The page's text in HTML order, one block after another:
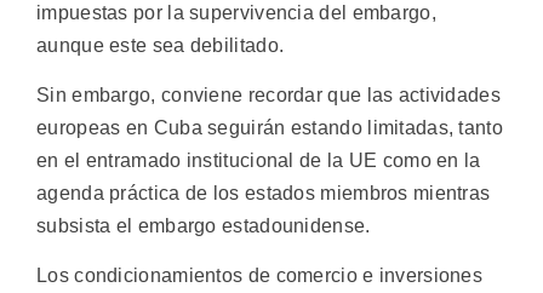
impuestas por la supervivencia del embargo,
aunque este sea debilitado.
Sin embargo, conviene recordar que las actividades
europeas en Cuba seguirán estando limitadas, tanto
en el entramado institucional de la UE como en la
agenda práctica de los estados miembros mientras
subsista el embargo estadounidense.
Los condicionamientos de comercio e inversiones